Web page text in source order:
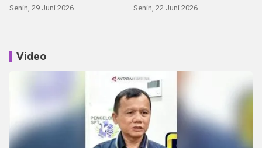
Senin, 29 Juni 2026 Senin, 22 Juni 2026
Video